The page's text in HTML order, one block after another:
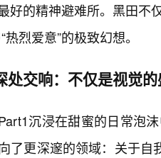
好的精神避难所。黑田不
热烈爱意”的极致幻想。
处交响：不仅是视觉
沉浸在甜蜜的日常泡
了更深邃的领域：关于